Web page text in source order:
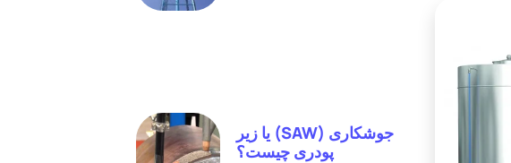
جوشکاری (SAW) یا زیر
پودری چیست؟